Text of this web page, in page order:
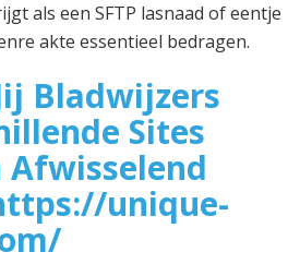
als een SFTP lasnaad of eentje
akte essentieel bedragen.
Bladwijzers
Sites
unique-